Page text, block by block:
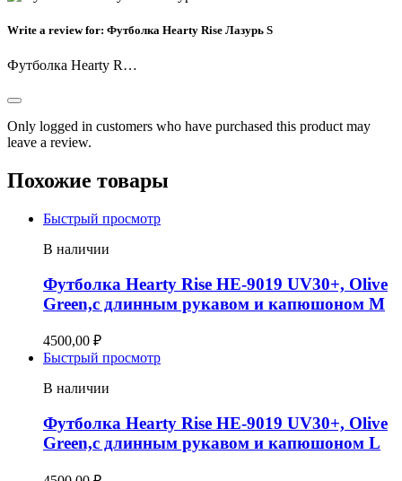
Write a review for: Футболка Hearty Rise Лазурь S
Футболка Hearty R…
Only logged in customers who have purchased this product may
leave a review.
Похожие товары
Быстрый просмотр
В наличии
Футболка Hearty Rise HE-9019 UV30+, Olive
Green,с длинным рукавом и капюшоном M
4500,00 ₽
Быстрый просмотр
В наличии
Футболка Hearty Rise HE-9019 UV30+, Olive
Green,с длинным рукавом и капюшоном L